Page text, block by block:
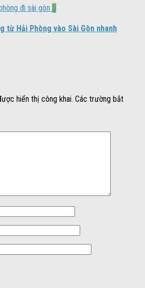
0
từ Hải Phòng vào Sài Gòn nhanh
hiển thị công khai. Các trường bắt